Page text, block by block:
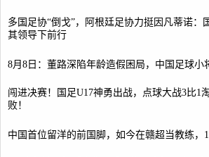
多国足协“倒戈”，阿根廷足协力挺因凡蒂诺：
其领导下前行
8月8日：董路深陷年龄造假困局，中国足球小
闯进决赛！国足U17神勇出战，点球大战3比1
败！
中国首位留洋的前国脚，如今在赣超当教练，